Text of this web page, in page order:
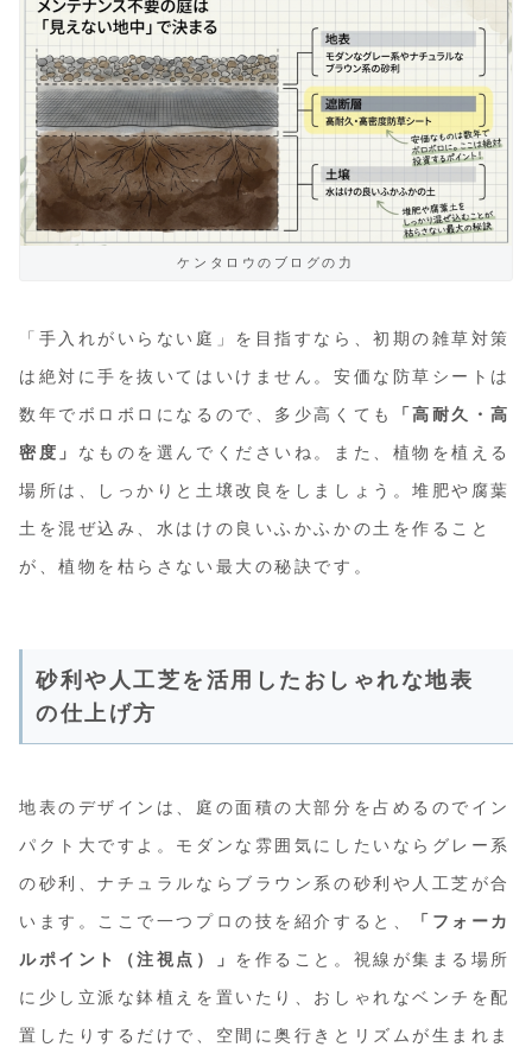
ケンタロウのブログの力
「手入れがいらない庭」を目指すなら、初期の雑草対策
は絶対に手を抜いてはいけません。安価な防草シートは
数年でボロボロになるので、多少高くても
「高耐久・高
密度」 なものを選んでくださいね。また、植物を植える
場所は、しっかりと土壌改良をしましょう。堆肥や腐葉
土を混ぜ込み、水はけの良いふかふかの土を作ること
が、植物を枯らさない最大の秘訣です。
砂利や人工芝を活用したおしゃれな地表
の仕上げ方
地表のデザインは、庭の面積の大部分を占めるのでイン
パクト大ですよ。モダンな雰囲気にしたいならグレー系
の砂利、ナチュラルならブラウン系の砂利や人工芝が合
います。ここで一つプロの技を紹介すると、
「フォーカ
ルポイント（注視点）」 を作ること。視線が集まる場所
に少し立派な鉢植えを置いたり、おしゃれなベンチを配
置したりするだけで、空間に奥行きとリズムが生まれま